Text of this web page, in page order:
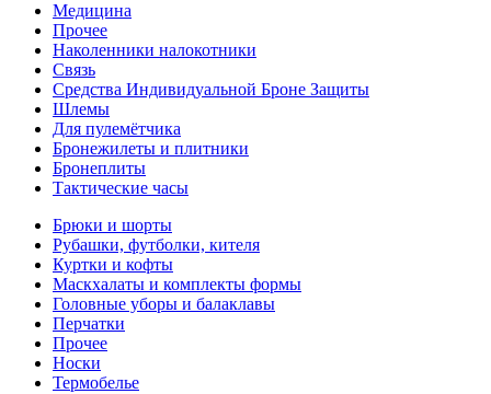
Медицина
Прочее
Наколенники налокотники
Связь
Средства Индивидуальной Броне Защиты
Шлемы
Для пулемётчика
Бронежилеты и плитники
Бронеплиты
Тактические часы
Брюки и шорты
Рубашки, футболки, кителя
Куртки и кофты
Маскхалаты и комплекты формы
Головные уборы и балаклавы
Перчатки
Прочее
Носки
Термобелье